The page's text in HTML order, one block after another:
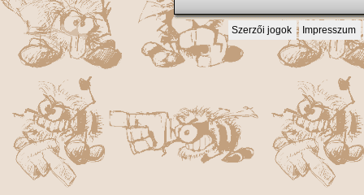
Szerzői jogok Impresszum